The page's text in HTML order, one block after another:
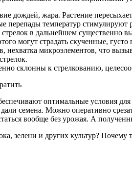
дождей, жара. Растение пересыхает
перепады температур
в дальнейшем существенно
могут страдать скученные,
нехватка микроэлементов, что
склонны к стрелкованию,
оптимальные условия
семена. Можно оперативно
вообще без урожая. А
зелени и других культур?